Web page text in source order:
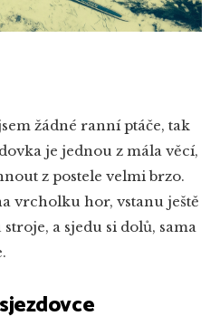
žádné ranní ptáče, tak
je jednou z mála věcí,
z postele velmi brzo.
vrcholku hor, vstanu ještě
a sjedu si dolů, sama